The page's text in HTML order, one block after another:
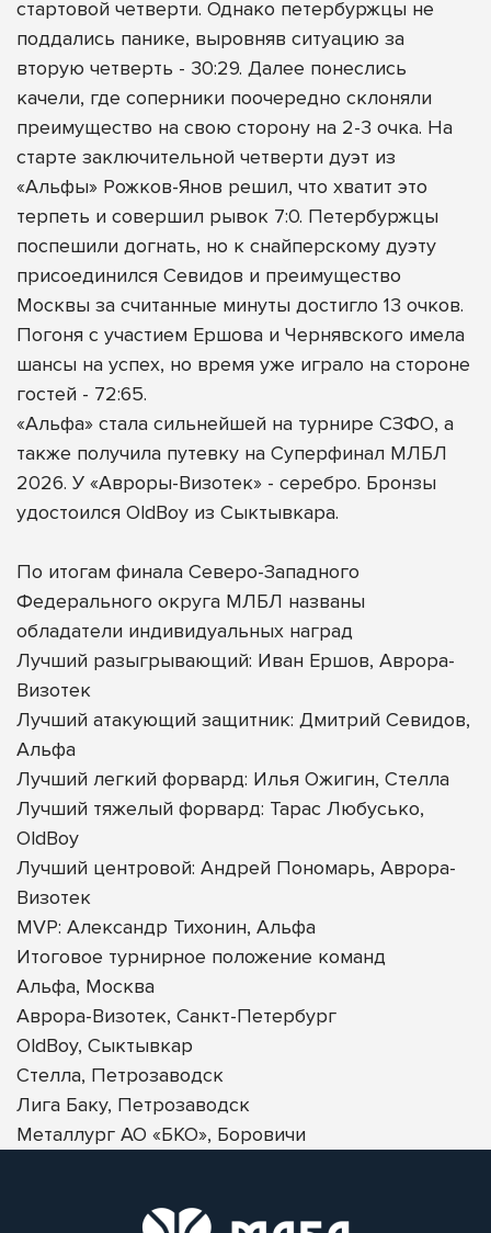
стартовой четверти. Однако петербуржцы не
поддались панике, выровняв ситуацию за
вторую четверть - 30:29. Далее понеслись
качели, где соперники поочередно склоняли
преимущество на свою сторону на 2-3 очка. На
старте заключительной четверти дуэт из
«Альфы» Рожков-Янов решил, что хватит это
терпеть и совершил рывок 7:0. Петербуржцы
поспешили догнать, но к снайперскому дуэту
присоединился Севидов и преимущество
Москвы за считанные минуты достигло 13 очков.
Погоня с участием Ершова и Чернявского имела
шансы на успех, но время уже играло на стороне
гостей - 72:65.
«Альфа» стала сильнейшей на турнире СЗФО, а
также получила путевку на Суперфинал МЛБЛ
2026. У «Авроры-Визотек» - серебро. Бронзы
удостоился OldBoy из Сыктывкара.
По итогам финала Северо-Западного
Федерального округа МЛБЛ названы
обладатели индивидуальных наград
Лучший разыгрывающий: Иван Ершов, Аврора-
Визотек
Лучший атакующий защитник: Дмитрий Севидов,
Альфа
Лучший легкий форвард: Илья Ожигин, Стелла
Лучший тяжелый форвард: Тарас Любусько,
OldBoy
Лучший центровой: Андрей Пономарь, Аврора-
Визотек
MVP: Александр Тихонин, Альфа
Итоговое турнирное положение команд
Альфа, Москва
Аврора-Визотек, Санкт-Петербург
OldBoy, Сыктывкар
Стелла, Петрозаводск
Лига Баку, Петрозаводск
Металлург АО «БКО», Боровичи